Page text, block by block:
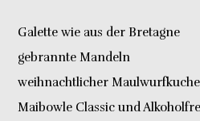
Galette wie aus der Bretagne
gebrannte Mandeln
weihnachtlicher
Maibowle Classic und